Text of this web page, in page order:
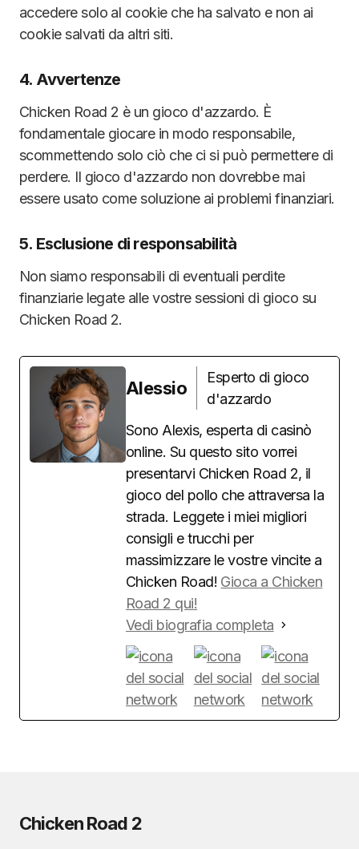
accedere solo al cookie che ha salvato e non ai
cookie salvati da altri siti.
4. Avvertenze
Chicken Road 2 è un gioco d'azzardo. È
fondamentale giocare in modo responsabile,
scommettendo solo ciò che ci si può permettere di
perdere. Il gioco d'azzardo non dovrebbe mai
essere usato come soluzione ai problemi finanziari.
5. Esclusione di responsabilità
Non siamo responsabili di eventuali perdite
finanziarie legate alle vostre sessioni di gioco su
Chicken Road 2.
Alessio
Esperto di gioco
d'azzardo
Sono Alexis, esperta di casinò
online. Su questo sito vorrei
presentarvi Chicken Road 2, il
gioco del pollo che attraversa la
strada. Leggete i miei migliori
consigli e trucchi per
massimizzare le vostre vincite a
Chicken Road! Gioca a Chicken
Road 2 qui!
Vedi biografia completa
Chicken Road 2